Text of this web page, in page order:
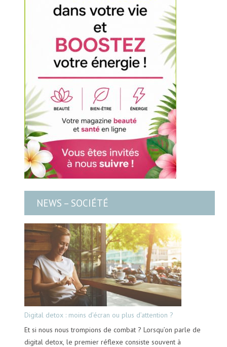
NEWS – SOCIÉTÉ
Digital detox : moins d’écran ou plus d’attention ?
Et si nous nous trompions de combat ? Lorsqu’on parle de
digital detox, le premier réflexe consiste souvent à